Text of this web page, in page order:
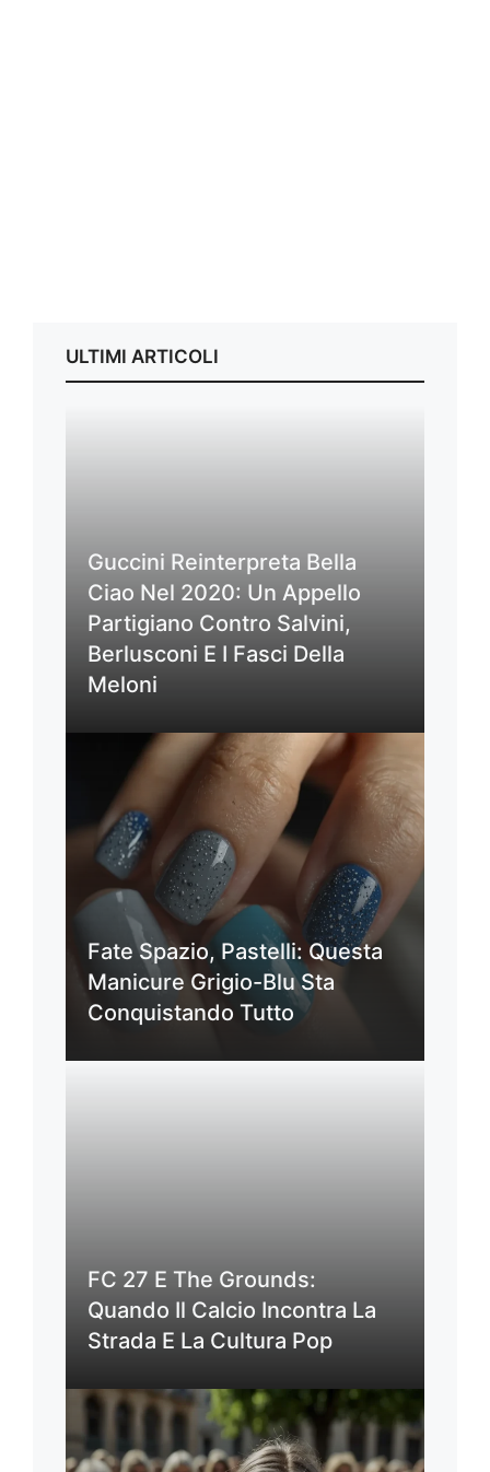
ULTIMI ARTICOLI
Guccini Reinterpreta Bella
Ciao Nel 2020: Un Appello
Partigiano Contro Salvini,
Berlusconi E I Fasci Della
Meloni
Fate Spazio, Pastelli: Questa
Manicure Grigio-Blu Sta
Conquistando Tutto
FC 27 E The Grounds:
Quando Il Calcio Incontra La
Strada E La Cultura Pop